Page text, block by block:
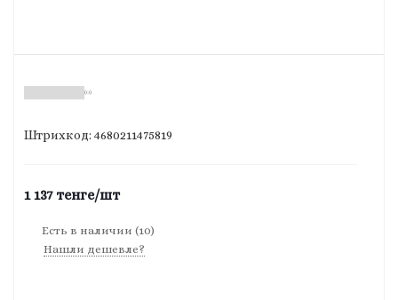
(0)
Штрихкод: 4680211475819
1 137тенге/шт
Есть в наличии (10)
Нашли дешевле?